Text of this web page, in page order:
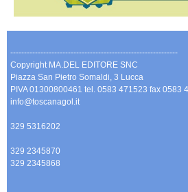
-------------------------------------------------------------
Copyright MA.DEL EDITORE SNC
Piazza San Pietro Somaldi, 3 Lucca
PIVA 01300800461 tel. 0583 471523 fax 0583
info@toscanagol.it
329 5316202
329 2345870
329 2345868